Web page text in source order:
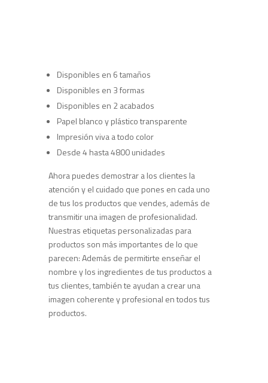
Disponibles en 6 tamaños
Disponibles en 3 formas
Disponibles en 2 acabados
Papel blanco y plástico transparente
Impresión viva a todo color
Desde 4 hasta 4800 unidades
Ahora puedes demostrar a los clientes la
atención y el cuidado que pones en cada uno
de tus los productos que vendes, además de
transmitir una imagen de profesionalidad.
Nuestras etiquetas personalizadas para
productos son más importantes de lo que
parecen: Además de permitirte enseñar el
nombre y los ingredientes de tus productos a
tus clientes, también te ayudan a crear una
imagen coherente y profesional en todos tus
productos.